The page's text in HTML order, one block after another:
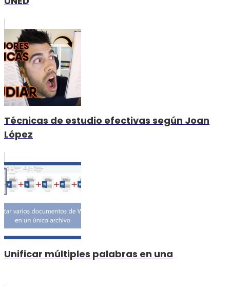
Técnicas de estudio efectivas según Joan
López
Unificar múltiples palabras en una